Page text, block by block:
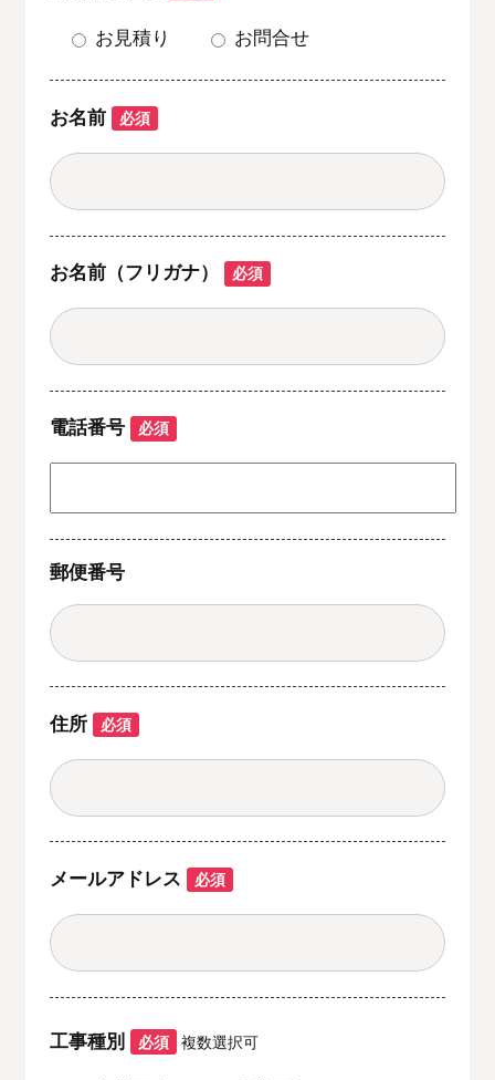
お見積り お問合せ
お名前 必須
お名前（フリガナ） 必須
電話番号 必須
郵便番号
住所 必須
メールアドレス 必須
工事種別 必須 複数選択可